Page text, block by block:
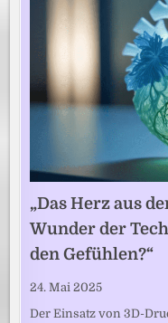
„Das Herz aus
Wunder der
den Gefühlen?“
24. Mai 2025
Der Einsatz von 3D-